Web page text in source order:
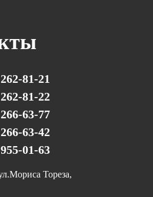
81-21
81-22
63-77
63-42
01-63
Тореза,